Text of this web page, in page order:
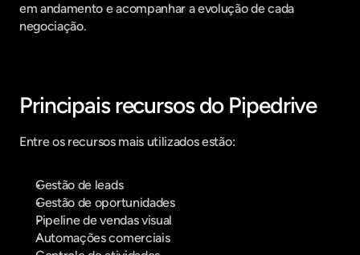
em andamento e acompanhar a evolução de cada
negociação.
Principais recursos do Pipedrive
Entre os recursos mais utilizados estão:
Gestão de leads
Gestão de oportunidades
Pipeline de vendas visual
Automações comerciais